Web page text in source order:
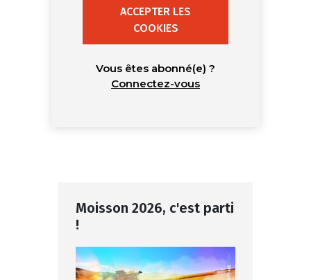
ACCEPTER LES
COOKIES
Vous êtes abonné(e) ?
Connectez-vous
Moisson 2026, c'est parti
!